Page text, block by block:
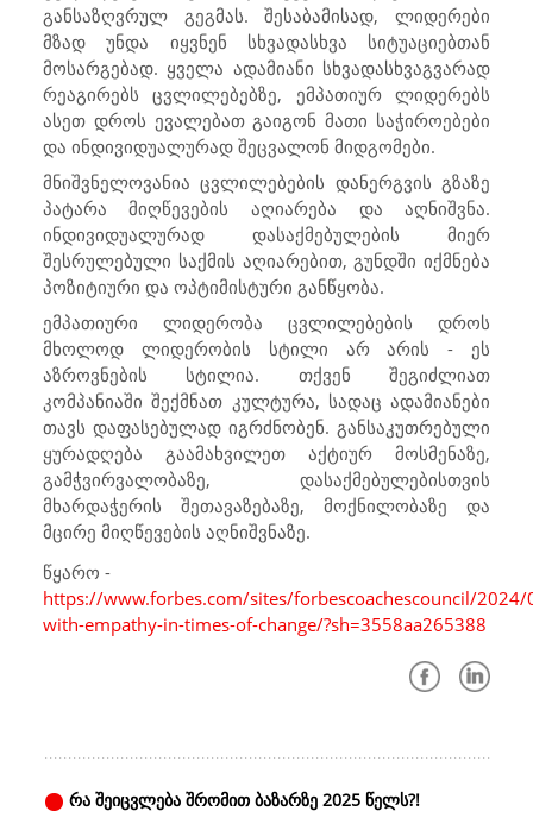
განსაზღვრულ გეგმას. შესაბამისად, ლიდერები
მზად უნდა იყვნენ სხვადასხვა სიტუაციებთან
მოსარგებად. ყველა ადამიანი სხვადასხვაგვარად
რეაგირებს ცვლილებებზე, ემპათიურ ლიდერებს
ასეთ დროს ევალებათ გაიგონ მათი საჭიროებები
და ინდივიდუალურად შეცვალონ მიდგომები.
მნიშვნელოვანია ცვლილებების დანერგვის გზაზე
პატარა მიღწევების აღიარება და აღნიშვნა.
ინდივიდუალურად დასაქმებულების მიერ
შესრულებული საქმის აღიარებით, გუნდში იქმნება
პოზიტიური და ოპტიმისტური განწყობა.
ემპათიური ლიდერობა ცვლილებების დროს
მხოლოდ ლიდერობის სტილი არ არის - ეს
აზროვნების სტილია. თქვენ შეგიძლიათ
კომპანიაში შექმნათ კულტურა, სადაც ადამიანები
თავს დაფასებულად იგრძნობენ. განსაკუთრებული
ყურადღება გაამახვილეთ აქტიურ მოსმენაზე,
გამჭვირვალობაზე, დასაქმებულებისთვის
მხარდაჭერის შეთავაზებაზე, მოქნილობაზე და
მცირე მიღწევების აღნიშვნაზე.
წყარო -
https://www.forbes.com/sites/forbescoachescouncil/
with-empathy-in-times-of-change/?sh=3558aa265388
რა შეიცვლება შრომით ბაზარზე 2025 წელს?!